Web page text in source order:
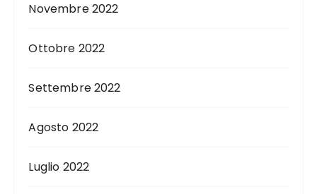
Novembre 2022
Ottobre 2022
Settembre 2022
Agosto 2022
Luglio 2022